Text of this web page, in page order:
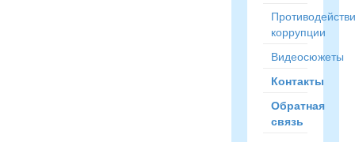
коррупции
Видеосюжеты
Контакты
Обратная
связь